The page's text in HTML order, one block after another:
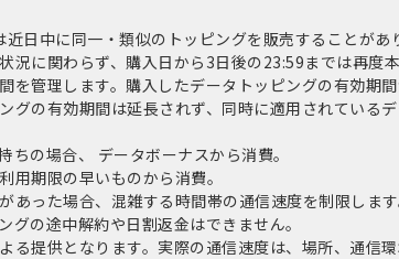
中に同一・類似のトッピングを販売することがあ
に関わらず、購入日から3日後の23:59までは再度
管理します。購入したデータトッピングの有効期
グの有効期間は延長されず、同時に適用されている
の場合、 データボーナスから消費。
用期限の早いものから消費。
った場合、混雑する時間帯の通信速度を制限します
の途中解約や日割返金はできません。
提供となります。実際の通信速度は、場所、通信